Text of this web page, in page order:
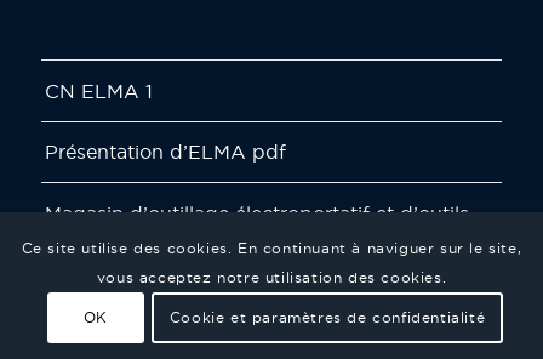
CN ELMA 1
Présentation d’ELMA pdf
Magasin d’outillage électroportatif et d’outils
de coupe
Ce site utilise des cookies. En continuant à naviguer sur le site,
vous acceptez notre utilisation des cookies.
OK Cookie et paramètres de confidentialité